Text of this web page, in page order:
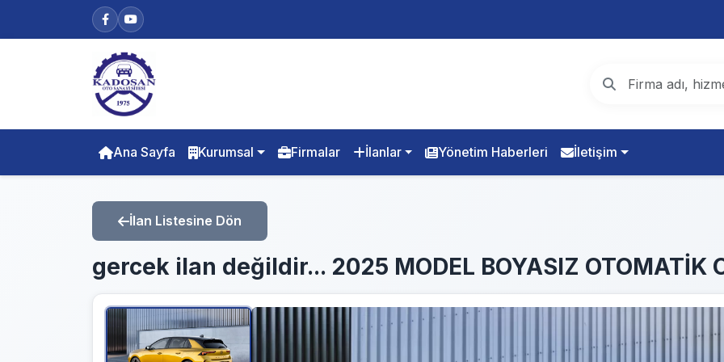
Ana Sayfa Kurumsal Firmalar İlanlar Yönetim Haberleri İletişim
İlan Listesine Dön
gercek ilan değildir... 2025 MODEL BOYASIZ OTOMATİK